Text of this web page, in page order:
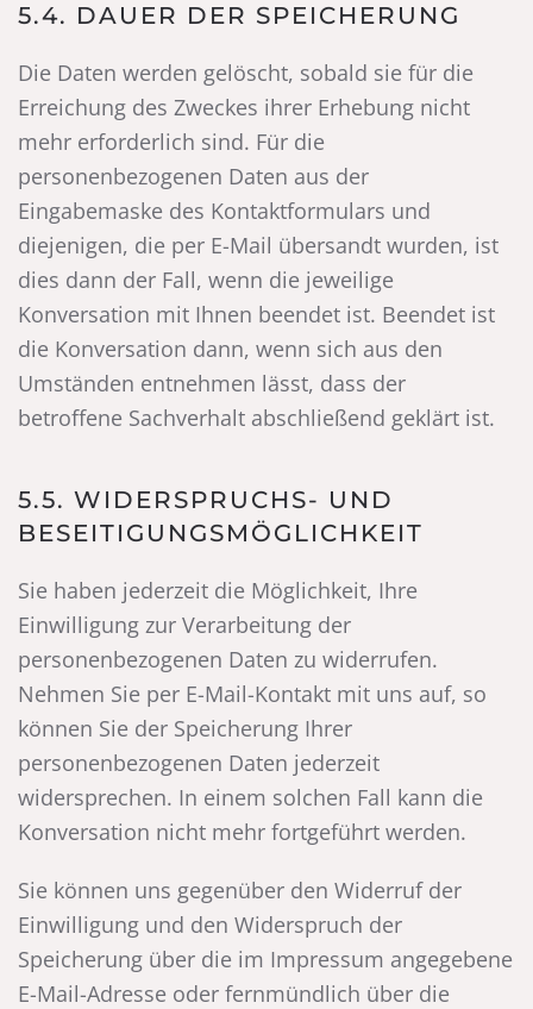
5.4. DAUER DER SPEICHERUNG
Die Daten werden gelöscht, sobald sie für die
Erreichung des Zweckes ihrer Erhebung nicht
mehr erforderlich sind. Für die
personenbezogenen Daten aus der
Eingabemaske des Kontaktformulars und
diejenigen, die per E-Mail übersandt wurden, ist
dies dann der Fall, wenn die jeweilige
Konversation mit Ihnen beendet ist. Beendet ist
die Konversation dann, wenn sich aus den
Umständen entnehmen lässt, dass der
betroffene Sachverhalt abschließend geklärt ist.
5.5. WIDERSPRUCHS- UND
BESEITIGUNGSMÖGLICHKEIT
Sie haben jederzeit die Möglichkeit, Ihre
Einwilligung zur Verarbeitung der
personenbezogenen Daten zu widerrufen.
Nehmen Sie per E-Mail-Kontakt mit uns auf, so
können Sie der Speicherung Ihrer
personenbezogenen Daten jederzeit
widersprechen. In einem solchen Fall kann die
Konversation nicht mehr fortgeführt werden.
Sie können uns gegenüber den Widerruf der
Einwilligung und den Widerspruch der
Speicherung über die im Impressum angegebene
E-Mail-Adresse oder fernmündlich über die